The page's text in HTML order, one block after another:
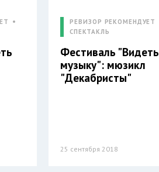
РЕВИЗОР РЕКОМЕНДУЕТ
СПЕКТАКЛЬ
Фестиваль "Видеть
музыку": мюзикл
"Декабристы"
25 сентября 2018